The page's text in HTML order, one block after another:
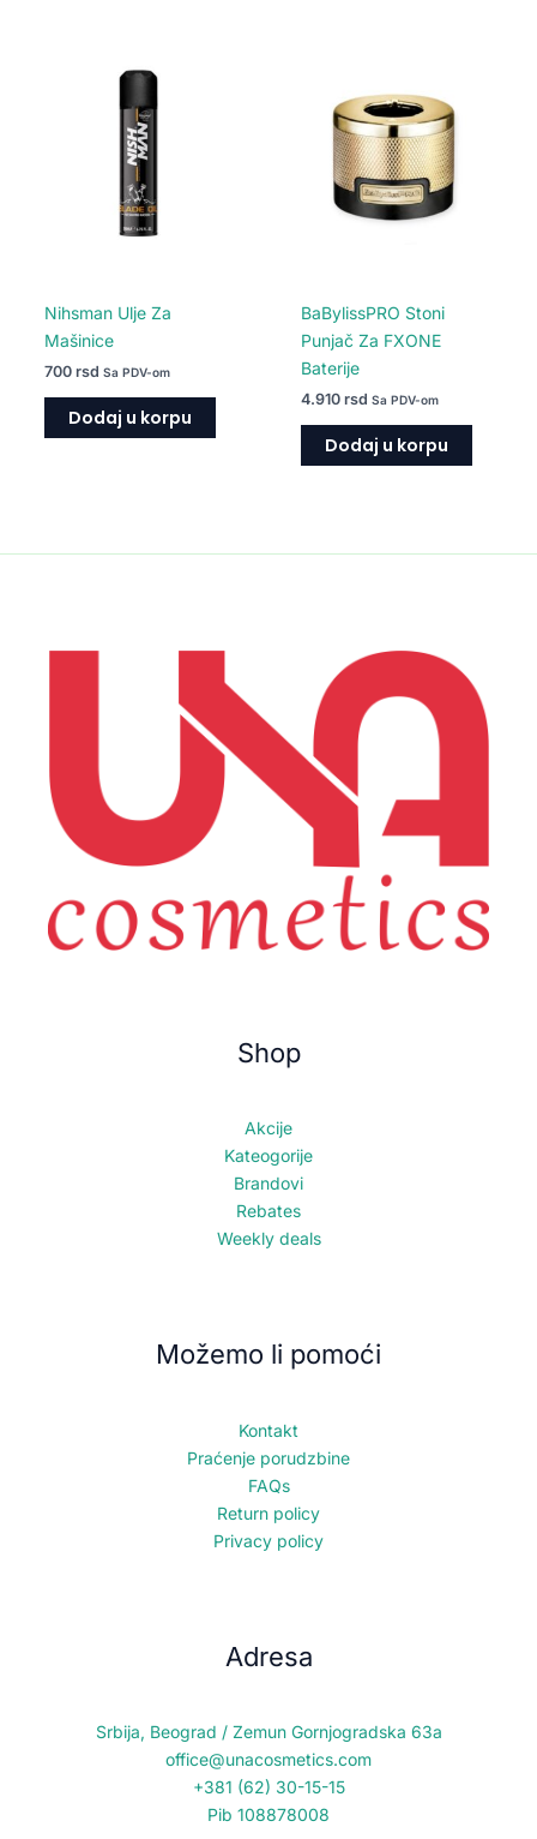
Nihsman Ulje Za
Mašinice
700 rsd Sa PDV-om
Dodaj u korpu
BaBylissPRO Stoni
Punjač Za FXONE
Baterije
4.910 rsd Sa PDV-om
Dodaj u korpu
Shop
Akcije
Kateogorije
Brandovi
Rebates
Weekly deals
Možemo li pomoći
Kontakt
Praćenje porudzbine
FAQs
Return policy
Privacy policy
Adresa
Srbija, Beograd / Zemun Gornjogradska 63a
office@unacosmetics.com
+381 (62) 30-15-15
Pib 108878008